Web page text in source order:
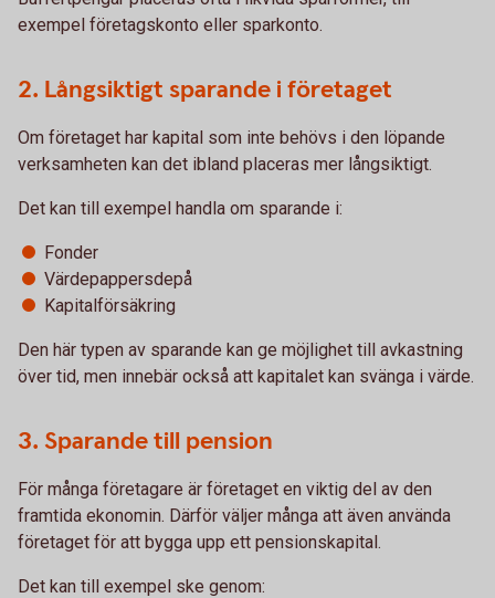
exempel företagskonto eller sparkonto.
2. Långsiktigt sparande i företaget
Om företaget har kapital som inte behövs i den löpande
verksamheten kan det ibland placeras mer långsiktigt.
Det kan till exempel handla om sparande i:
Fonder
Värdepappersdepå
Kapitalförsäkring
Den här typen av sparande kan ge möjlighet till avkastning
över tid, men innebär också att kapitalet kan svänga i värde.
3. Sparande till pension
För många företagare är företaget en viktig del av den
framtida ekonomin. Därför väljer många att även använda
företaget för att bygga upp ett pensionskapital.
Det kan till exempel ske genom: